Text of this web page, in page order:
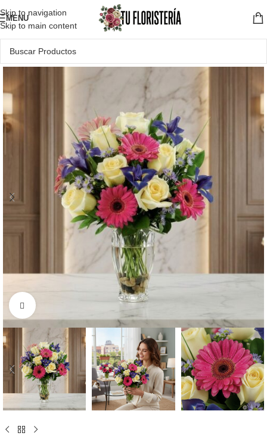
Skip to navigation
Skip to main content
MENU
Click to enlarge